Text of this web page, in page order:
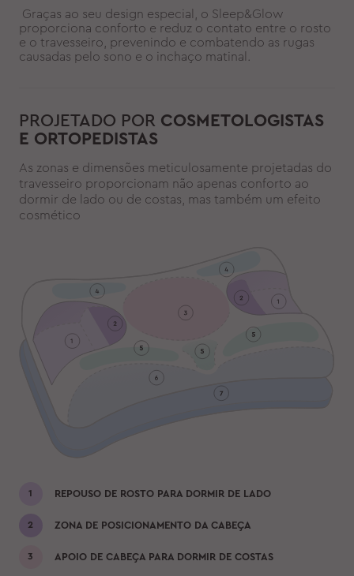
Graças ao seu design especial, o Sleep&Glow
proporciona conforto e reduz o contato entre o rosto
e o travesseiro, prevenindo e combatendo as rugas
causadas pelo sono e o inchaço matinal.
PROJETADO POR COSMETOLOGISTAS
E ORTOPEDISTAS
As zonas e dimensões meticulosamente projetadas do
travesseiro proporcionam não apenas conforto ao
dormir de lado ou de costas, mas também um efeito
cosmético
REPOUSO DE ROSTO PARA DORMIR DE LADO
ZONA DE POSICIONAMENTO DA CABEÇA
APOIO DE CABEÇA PARA DORMIR DE COSTAS